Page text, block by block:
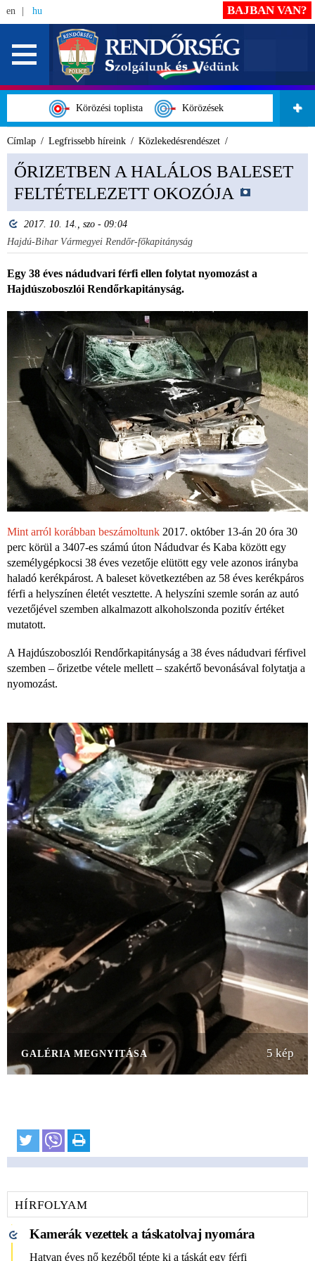
en hu
Körözési toplista Körözések
BAJBAN VAN?
Címlap Legfrissebb híreink Közlekedésrendészet
ŐRIZETBEN A HALÁLOS BALESET
FELTÉTELEZETT OKOZÓJA
2017. 10. 14., szo - 09:04
Hajdú-Bihar Vármegyei Rendőr-főkapitányság
Egy 38 éves nádudvari férfi ellen folytat nyomozást a
Hajdúszoboszlói Rendőrkapitányság.
Mint arról korábban beszámoltunk 2017. október 13-án 20 óra 30
perc körül a 3407-es számú úton Nádudvar és Kaba között egy
személygépkocsi 38 éves vezetője elütött egy vele azonos irányba
haladó kerékpárost. A baleset következtében az 58 éves kerékpáros
férfi a helyszínen életét vesztette. A helyszíni szemle során az autó
vezetőjével szemben alkalmazott alkoholszonda pozitív értéket
mutatott.
A Hajdúszoboszlói Rendőrkapitányság a 38 éves nádudvari férfivel
szemben – őrizetbe vétele mellett – szakértő bevonásával folytatja a
nyomozást.
5 kép
GALÉRIA MEGNYITÁSA
HÍRFOLYAM
Kamerák vezettek a táskatolvaj nyomára
Hatvan éves nő kezéből tépte ki a táskát egy férfi